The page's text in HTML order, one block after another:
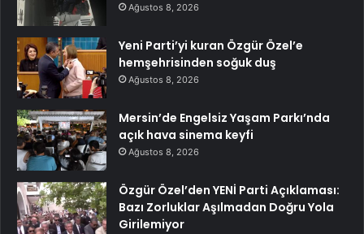
Ağustos 8, 2026
Yeni Parti’yi kuran Özgür Özel’e
hemşehrisinden soğuk duş
Ağustos 8, 2026
Mersin’de Engelsiz Yaşam Parkı’nda
açık hava sinema keyfi
Ağustos 8, 2026
Özgür Özel’den YENİ Parti Açıklaması:
Bazı Zorluklar Aşılmadan Doğru Yola
Girilemiyor